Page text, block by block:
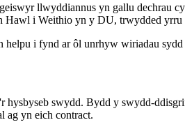
llwyddiannus yn gallu dechrau
Hawl i Weithio yn y DU, trwydded yrru
i fynd ar ôl unrhyw wiriadau
swydd. Bydd y swydd-
ag yn eich contract.